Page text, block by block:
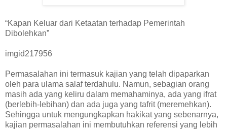
“Kapan Keluar dari Ketaatan terhadap Pemerintah
Dibolehkan”
imgid217956
Permasalahan ini termasuk kajian yang telah dipaparkan
oleh para ulama salaf terdahulu. Namun, sebagian orang
masih ada yang keliru dalam memahaminya, ada yang ifrat
(berlebih-lebihan) dan ada juga yang tafrit (meremehkan).
Sehingga untuk mengungkapkan hakikat yang sebenarnya,
kajian permasalahan ini membutuhkan referensi yang lebih